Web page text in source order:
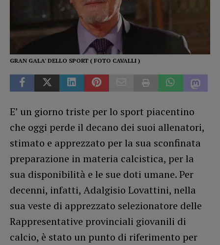
GRAN GALA' DELLO SPORT ( FOTO CAVALLI )
E’ un giorno triste per lo sport piacentino
che oggi perde il decano dei suoi allenatori,
stimato e apprezzato per la sua sconfinata
preparazione in materia calcistica, per la
sua disponibilità e le sue doti umane. Per
decenni, infatti, Adalgisio Lovattini, nella
sua veste di apprezzato selezionatore delle
Rappresentative provinciali giovanili di
calcio, è stato un punto di riferimento per